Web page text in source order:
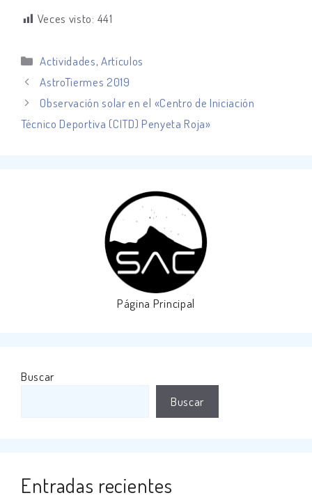
Veces visto: 441
Categorías
Actividades,Artículos
AstroTiermes 2019
Observación solar en el «Centro de Iniciación
Técnico Deportiva (CITD) Penyeta Roja»
Página Principal
Buscar
Buscar
Entradas recientes